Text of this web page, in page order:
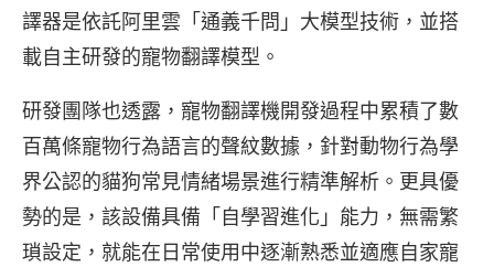
譯器是依託阿里雲「通義千問」大模型技術，並搭
載自主研發的寵物翻譯模型。
研發團隊也透露，寵物翻譯機開發過程中累積了數
百萬條寵物行為語言的聲紋數據，針對動物行為學
界公認的貓狗常見情緒場景進行精準解析。更具優
勢的是，該設備具備「自學習進化」能力，無需繁
瑣設定，就能在日常使用中逐漸熟悉並適應自家寵